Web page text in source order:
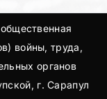
войны, труда,
органов
г. Сарапул